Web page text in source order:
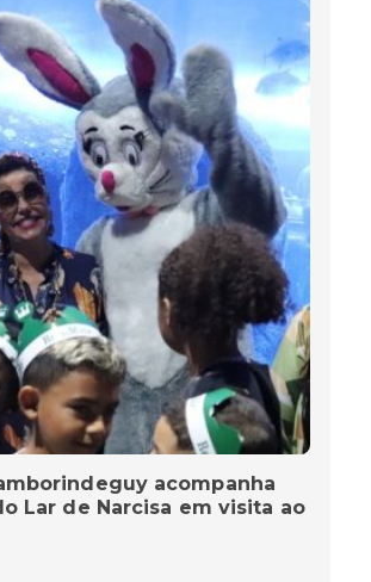
acompanha
Lar de Narcisa em visita ao